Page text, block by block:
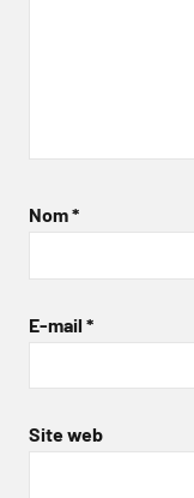
Nom*
E-mail *
Site web